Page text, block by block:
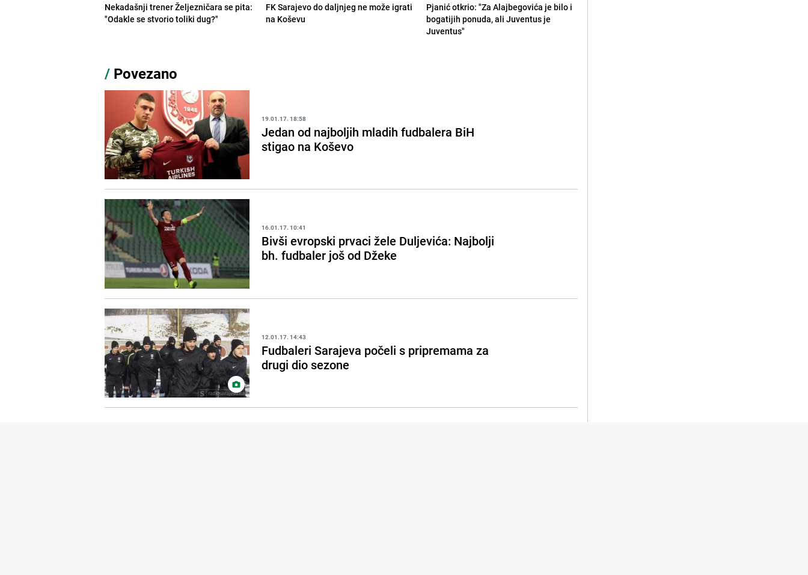
Nekadašnji trener Željezničara se pita:
"Odakle se stvorio toliki dug?"
FK Sarajevo do daljnjeg ne može igrati
na Koševu
Pjanić otkrio: "Za Alajbegovića je bilo i
bogatijih ponuda, ali Juventus je
Juventus"
/ Povezano
19.01.17. 18:58
Jedan od najboljih mladih fudbalera BiH
stigao na Koševo
16.01.17. 10:41
Bivši evropski prvaci žele Duljevića: Najbolji
bh. fudbaler još od Džeke
12.01.17. 14:43
Fudbaleri Sarajeva počeli s pripremama za
drugi dio sezone